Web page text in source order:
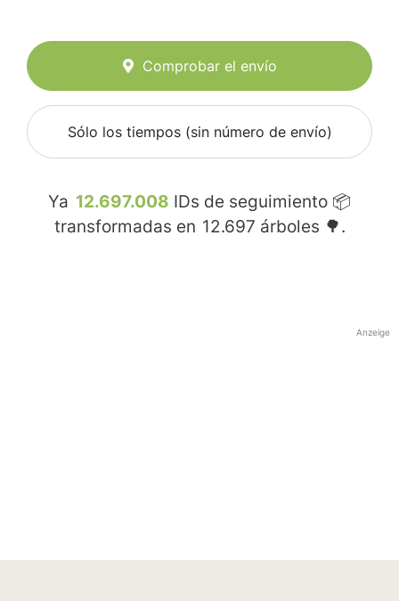
Comprobar el envío
Sólo los tiempos (sin número de envío)
Ya 12.697.008 IDs de seguimiento 📦
transformadas en 12.697 árboles 🌳.
Anzeige